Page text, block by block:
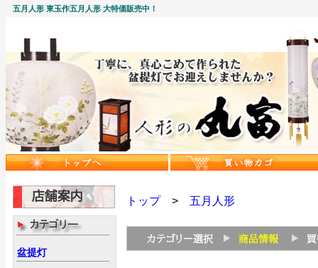
五月人形 東玉作五月人形 大特価販売中！
盆提灯
トップ> 五月人形